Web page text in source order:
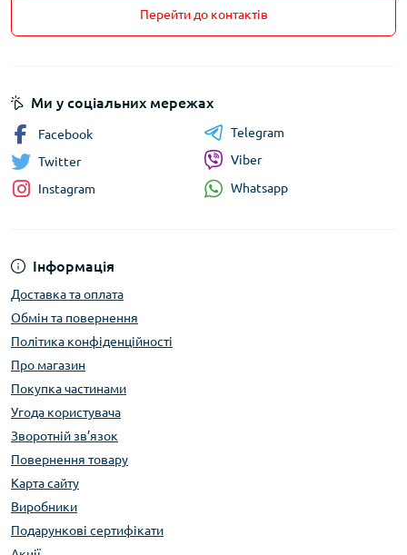
Перейти до контактів
Інформація
Доставка та оплата
Обмін та повернення
Політика конфіденційності
Про магазин
Покупка частинами
Угода користувача
Зворотній зв’язок
Повернення товару
Карта сайту
Виробники
Подарункові сертифікати
Ми у соціальних мережах
Facebook
Twitter
Instagram
Telegram
Viber
Whatsapp